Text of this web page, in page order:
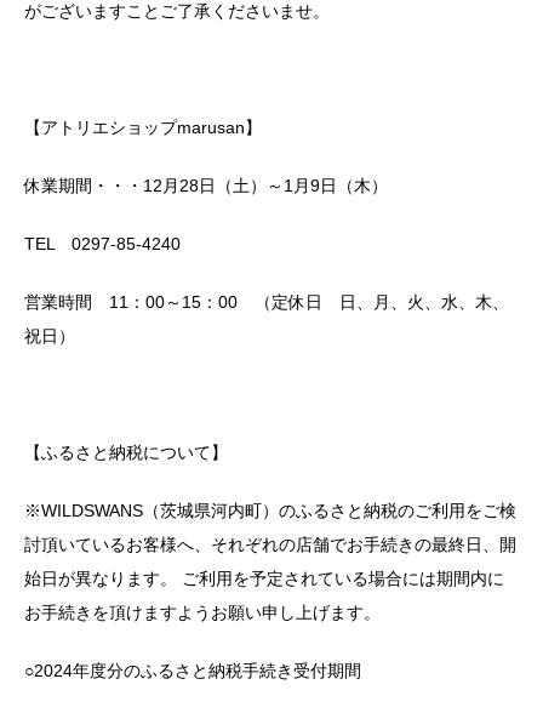
がございますことご了承くださいませ。
【アトリエショップmarusan】
休業期間・・・12月28日（土）～1月9日（木）
TEL 0297-85-4240
営業時間 11：00～15：00 （定休日 日、月、火、水、木、
祝日）
【ふるさと納税について】
※WILDSWANS（茨城県河内町）のふるさと納税のご利用をご検
討頂いているお客様へ、それぞれの店舗でお手続きの最終日、開
始日が異なります。 ご利用を予定されている場合には期間内に
お手続きを頂けますようお願い申し上げます。
○2024年度分のふるさと納税手続き受付期間